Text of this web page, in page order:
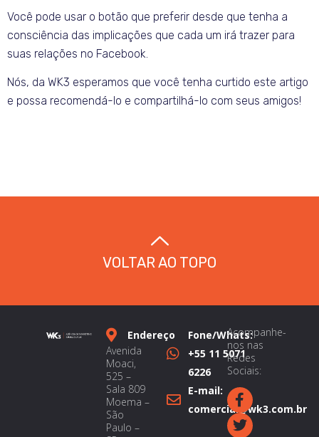
Você pode usar o botão que preferir desde que tenha a
consciência das implicações que cada um irá trazer para
suas relações no Facebook.
Nós, da WK3 esperamos que você tenha curtido este artigo
e possa recomendá-lo e compartilhá-lo com seus amigos!
VOLTAR AO TOPO
Endereço
Avenida
Moaci,
525 –
Sala 809
Moema –
São
Paulo –
Fone/Whats:
+55 11 5071
6226
E-mail:
comercial@wk3.com.br
Acompanhe-
nos nas
Redes
Sociais: